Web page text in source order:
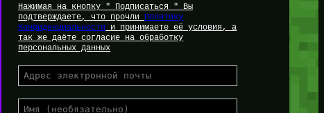
Нажимая на кнопку " Подписаться " Вы
подтверждаете, что прочли Политику
Конфиденциальности и принимаете её условия, а
так же даёте согласие на обработку
Персональных Данных